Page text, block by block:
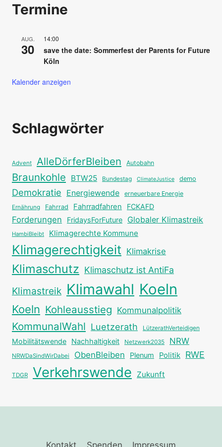
Termine
AUG.
30
14:00
save the date: Sommerfest der Parents for Future
Köln
Kalender anzeigen
Schlagwörter
Advent AlleDörferBleiben Autobahn
Braunkohle BTW25 Bundestag ClimateJustice demo
Demokratie Energiewende erneuerbare Energie
Ernährung Fahrrad Fahrradfahren FCKAFD
Forderungen FridaysForFuture Globaler Klimastreik
HambiBleibt Klimagerechte Kommune
Klimagerechtigkeit Klimakrise
Klimaschutz Klimaschutz ist AntiFa
Klimastreik Klimawahl Koeln
Koeln Kohleausstieg Kommunalpolitik
KommunalWahl Luetzerath LützerathVerteidigen
Mobilitätswende Nachhaltigkeit Netzwerk2035 NRW
NRWDaSindWirDabei ObenBleiben Plenum Politik RWE
TDGR Verkehrswende Zukunft
Kontakt Spenden Impressum